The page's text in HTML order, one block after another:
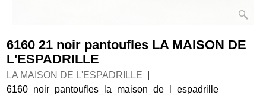
6160 21 noir pantoufles LA MAISON DE
L'ESPADRILLE
LA MAISON DE L'ESPADRILLE
6160_noir_pantoufles_la_maison_de_l_espadrille